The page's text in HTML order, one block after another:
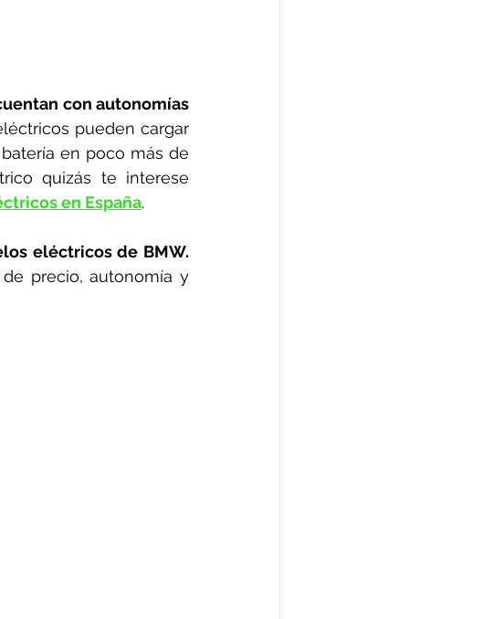
con autonomías
pueden cargar
en poco más de
quizás te interese
en España.
eléctricos de BMW.
precio, autonomía y